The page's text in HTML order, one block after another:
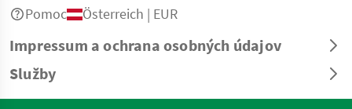
Impressum a ochrana osobných údajov
Služby
Pomoc Österreich | EUR